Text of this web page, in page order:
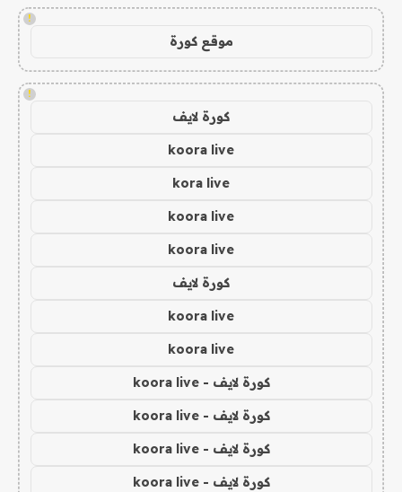
!
موقع كورة
!
كورة لايف
koora live
kora live
koora live
koora live
كورة لايف
koora live
koora live
كورة لايف - koora live
كورة لايف - koora live
كورة لايف - koora live
كورة لايف - koora live